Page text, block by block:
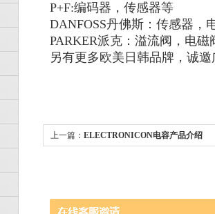
P+F:编码器，传感器等
DANFOSS丹佛斯：传感器，
PARKER派克：溢流阀，电磁
另有更多欧美日韩品牌，诚邀
上一篇： ELECTRONICON电容产品介绍